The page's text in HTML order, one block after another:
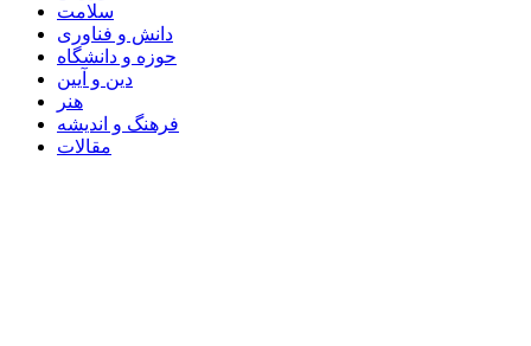
سلامت
دانش و فناوری
حوزه و دانشگاه
دین و آیین
هنر
فرهنگ و اندیشه
مقالات